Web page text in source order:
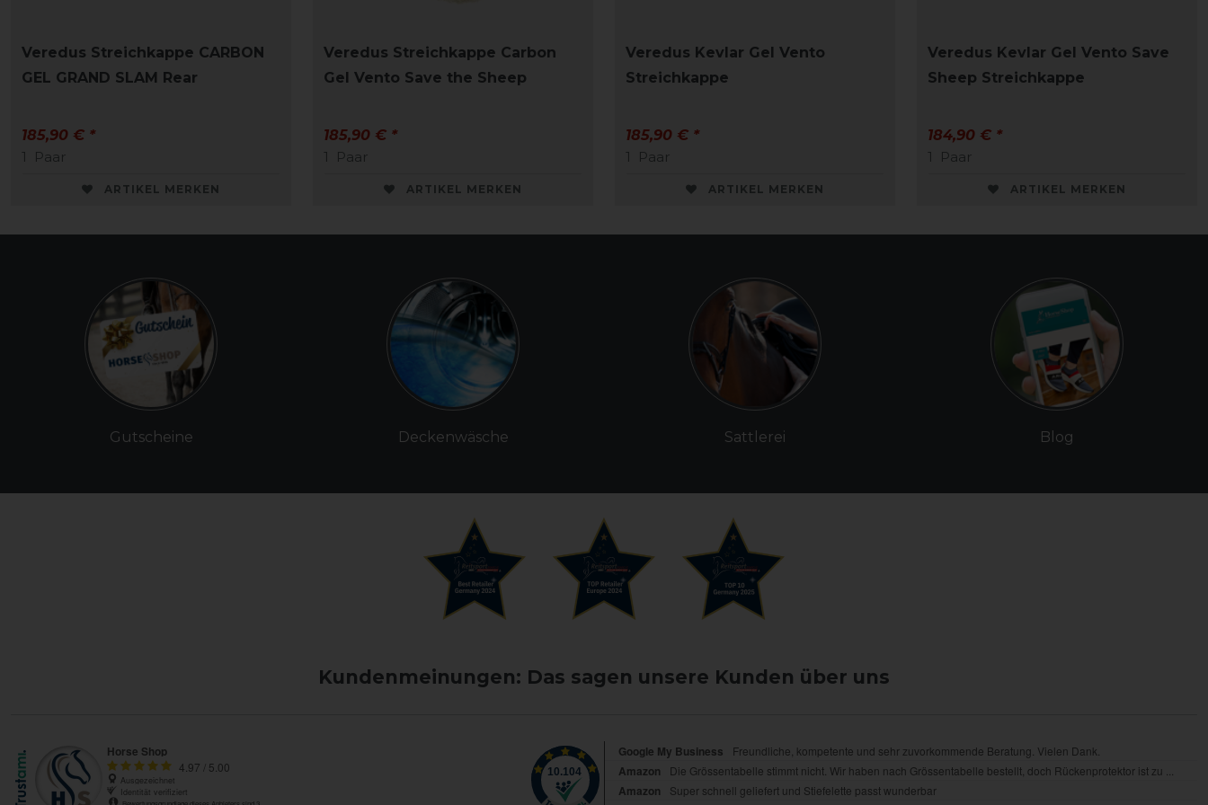
Veredus Streichkappe CARBON
GEL GRAND SLAM Rear
185,90 € *
1
Paar
ARTIKEL MERKEN
Veredus Streichkappe Carbon
Gel Vento Save the Sheep
185,90 € *
1
Paar
ARTIKEL MERKEN
Veredus Kevlar Gel Vento
Streichkappe
185,90 € *
1
Paar
ARTIKEL MERKEN
Veredus Kevlar Gel Vento Save
Sheep Streichkappe
184,90 € *
1
Paar
ARTIKEL MERKEN
Gutscheine Deckenwäsche Sattlerei Blog
Kundenmeinungen: Das sagen unsere Kunden über uns